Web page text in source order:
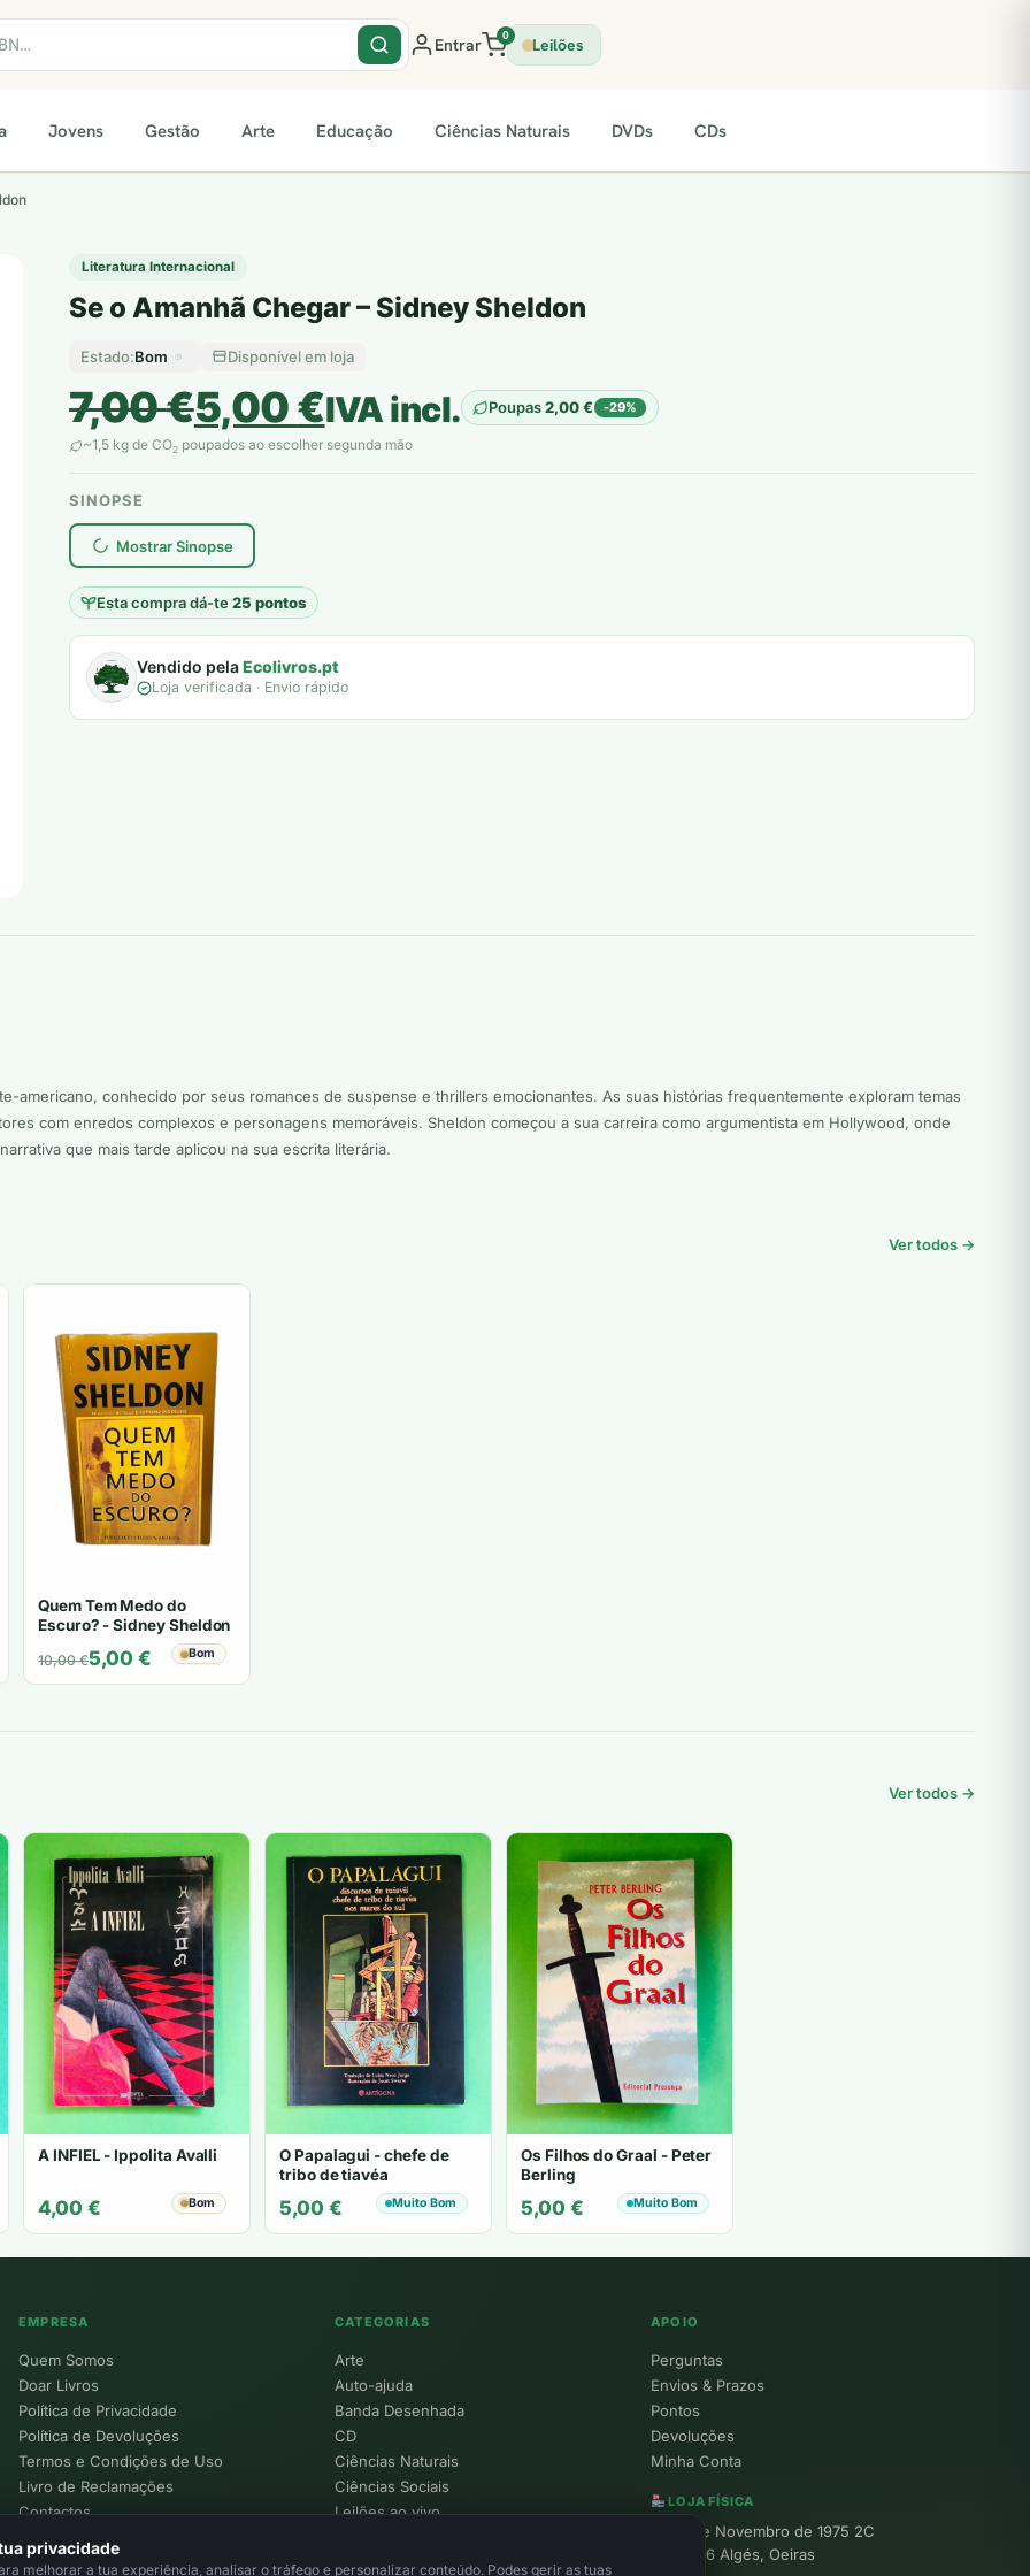
Entrar 0 Leilões
Jovens Gestão Arte Educação Ciências Naturais DVDs CDs
Literatura Internacional
Se o Amanhã Chegar – Sidney Sheldon
Estado:Bom Disponível em loja
7,00€
O
preço
original
era:
7,00 €.
5,00€
O
preço
atual
é:
5,00 €.
IVA incl. Poupas2,00€ -29%
~1,5 kg de CO2 poupados ao escolher segunda mão
SINOPSE
Mostrar Sinopse
Esta compra dá-te25 pontos
plantar árvores reais
Vendido pelaEcolivros.pt
Loja verificada · Envio rápido
americano, conhecido por seus romances de suspense e thrillers emocionantes. As suas histórias frequentemente exploram temas
com enredos complexos e personagens memoráveis. Sheldon começou a sua carreira como argumentista em Hollywood, onde
que mais tarde aplicou na sua escrita literária.
Ver todos →
Quem Tem Medo do
Escuro? - Sidney Sheldon
10,00€
O
preço
5,00 €
O
preço
Bom
Ver todos →
A INFIEL - Ippolita Avalli
4,00 € Bom
O Papalagui - chefe de
tribo de tiavéa
5,00 € Muito Bom
Os Filhos do Graal - Peter
Berling
5,00 € Muito Bom
EMPRESA
Quem Somos
Doar Livros
Política de Privacidade
Política de Devoluções
Termos e Condições de Uso
Livro de Reclamações
Contactos
CATEGORIAS
Arte
Auto-ajuda
Banda Desenhada
CD
Ciências Naturais
Ciências Sociais
Leilões ao vivo
APOIO
Perguntas
Envios & Prazos
Pontos
Devoluções
Minha Conta
LOJA FÍSICA
R. 25 de Novembro de 1975 2C
1495-156 Algés, Oeiras
privacidade
melhorar a tua experiência, analisar o tráfego e personalizar conteúdo. Podes gerir as tuas